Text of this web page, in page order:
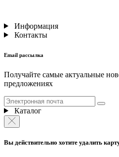
Информация
Контакты
Email рассылка
Получайте самые актуальные
предложениях
Каталог
Вы действительно хотите удалить